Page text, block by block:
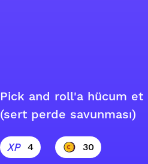
Pick and roll'a hücum et
(sert perde savunması)
4 30